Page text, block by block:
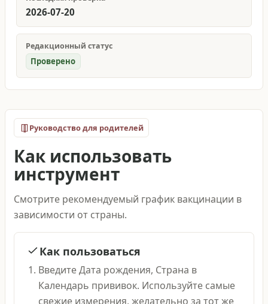
2026-07-20
Редакционный статус
Проверено
Руководство для родителей
Как использовать
инструмент
Смотрите рекомендуемый график вакцинации в
зависимости от страны.
Как пользоваться
Введите Дата рождения, Страна в
Календарь прививок. Используйте самые
свежие измерения, желательно за тот же